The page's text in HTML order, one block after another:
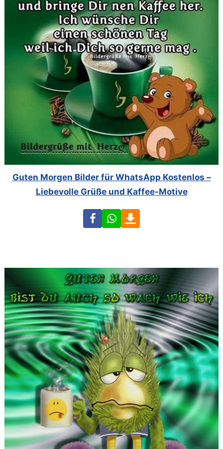
Guten Morgen Bilder für WhatsApp Kostenlos –
Liebevolle Grüße und Kaffee-Motive
FacebookWhatsApp